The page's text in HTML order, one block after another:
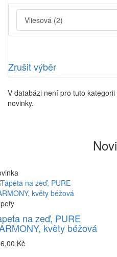
Vliesová (2)
Zrušit výběr
V databázi není pro tuto
novinky.
na zeď, PURE
květy béžová
Kč